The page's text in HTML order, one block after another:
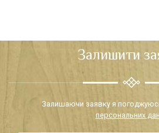
Залишити
Залишаючи заявку я
персональних